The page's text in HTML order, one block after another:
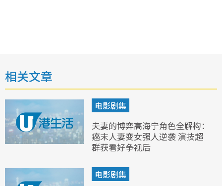
相关文章
电影剧集
夫妻的博弈高海宁角色全解构：
癌末人妻变女强人逆袭 演技超
群获看好争视后
电影剧集